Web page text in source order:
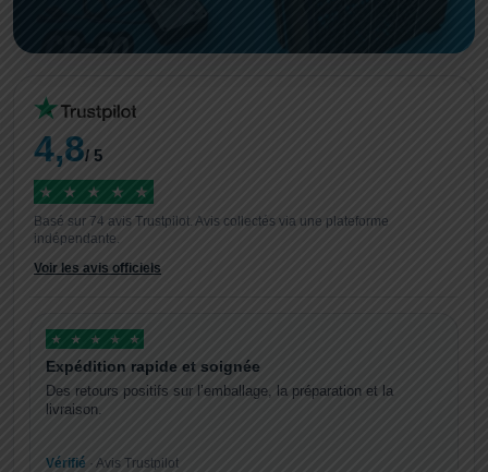
4,8/ 5
★ ★ ★ ★ ★
Basé sur 74 avis Trustpilot. Avis collectés via une plateforme
indépendante.
Voir les avis officiels
★ ★ ★ ★ ★
Expédition rapide et soignée
Des retours positifs sur l’emballage, la préparation et la
livraison.
Vérifié · Avis Trustpilot